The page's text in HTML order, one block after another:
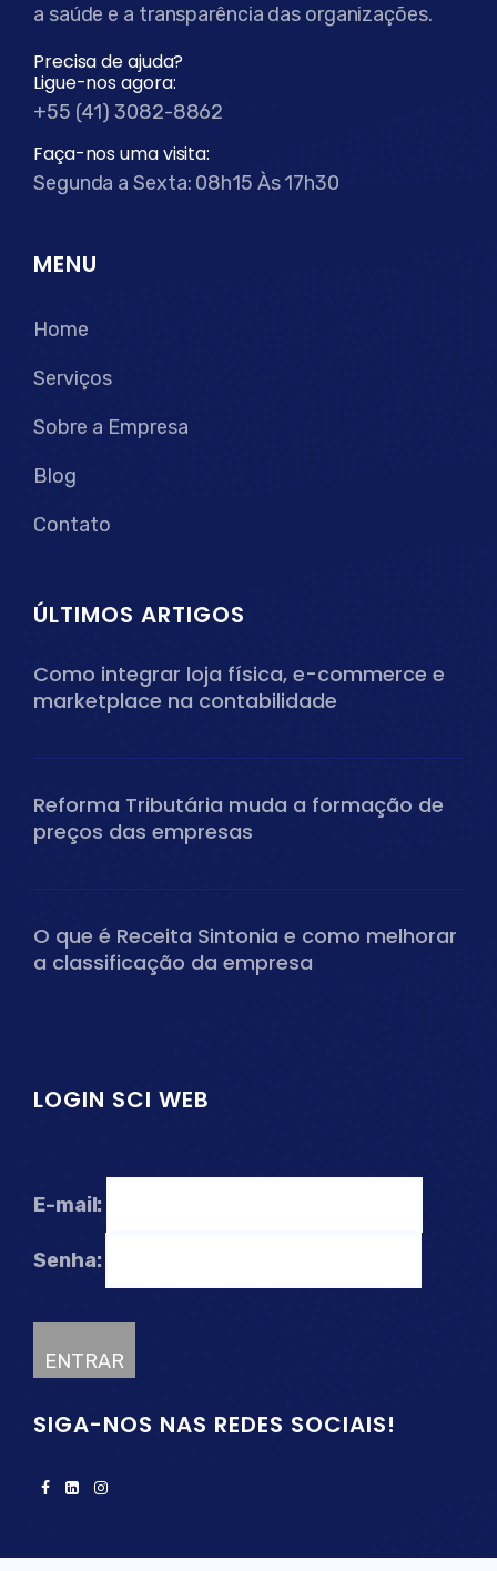
a saúde e a transparência das organizações.
Precisa de ajuda?
Ligue-nos agora:
+55 (41) 3082-8862
Faça-nos uma visita:
Segunda a Sexta: 08h15 Às 17h30
MENU
Home
Serviços
Sobre a Empresa
Blog
Contato
ÚLTIMOS ARTIGOS
Como integrar loja física, e-commerce e
marketplace na contabilidade
Reforma Tributária muda a formação de
preços das empresas
O que é Receita Sintonia e como melhorar
a classificação da empresa
LOGIN SCI WEB
E-mail:
Senha:
SIGA-NOS NAS REDES SOCIAIS!